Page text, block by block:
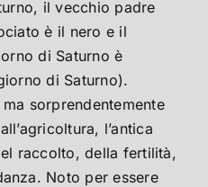
il vecchio padre
è il nero e il
di Saturno è
di Saturno).
sorprendentemente
l’antica
raccolto, della fertilità,
Noto per essere